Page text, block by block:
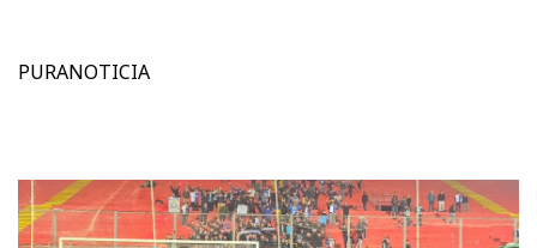
PURANOTICIA